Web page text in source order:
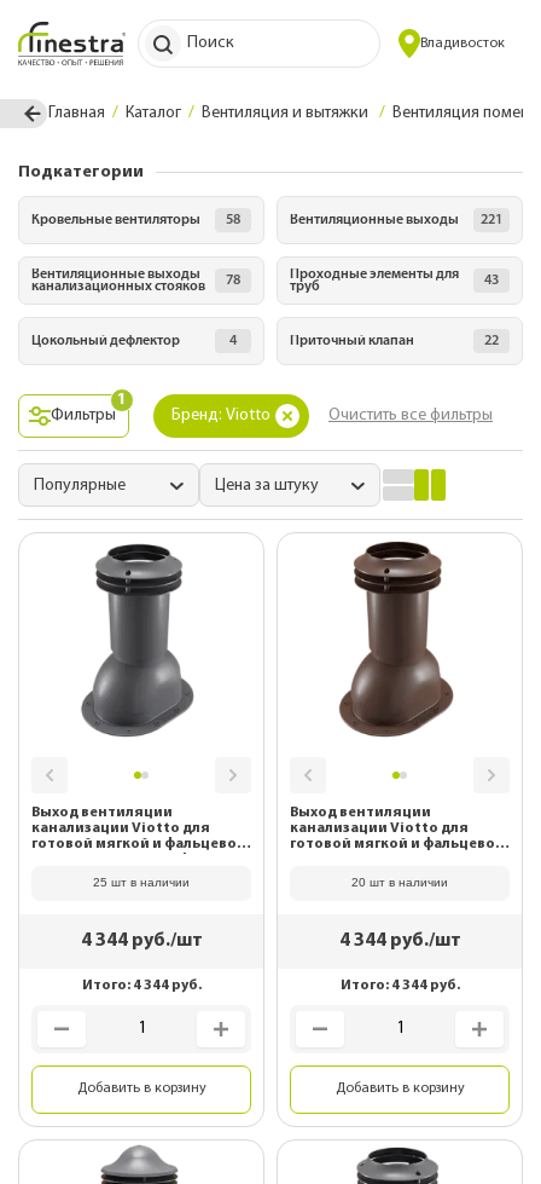
Поиск Владивосток
Главная Каталог Вентиляция и вытяжки Вентиляция
Подкатегории
Кровельные вентиляторы 58 Вентиляционные выходы 221
Вентиляционные выходы
канализационных стояков
78
Проходные элементы для
труб
43
Цокольный дефлектор 4 Приточный клапан 22
Фильтры
1
Бренд: Viotto
Очистить все фильтры
Популярные Цена за штуку
Выход вентиляции
канализации Viotto для
готовой мягкой и фальцевой
25 шт в наличии
4 344руб./шт
Итого: 4 344руб.
Добавить в корзину
Выход вентиляции
канализации Viotto для
готовой мягкой и фальцевой
20 шт в наличии
4 344руб./шт
Итого: 4 344руб.
Добавить в корзину